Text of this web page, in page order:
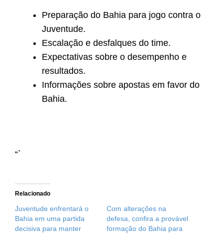
Preparação do Bahia para jogo contra o
Juventude.
Escalação e desfalques do time.
Expectativas sobre o desempenho e
resultados.
Informações sobre apostas em favor do
Bahia.
“`
Relacionado
Juventude enfrentará o
Bahia em uma partida
decisiva para manter
Com alterações na
defesa, confira a provável
formação do Bahia para